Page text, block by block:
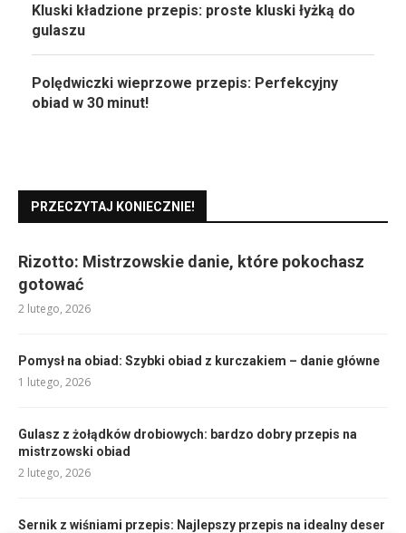
Kluski kładzione przepis: proste kluski łyżką do
gulaszu
Polędwiczki wieprzowe przepis: Perfekcyjny
obiad w 30 minut!
PRZECZYTAJ KONIECZNIE!
Rizotto: Mistrzowskie danie, które pokochasz
gotować
2 lutego, 2026
Pomysł na obiad: Szybki obiad z kurczakiem – danie główne
1 lutego, 2026
Gulasz z żołądków drobiowych: bardzo dobry przepis na
mistrzowski obiad
2 lutego, 2026
Sernik z wiśniami przepis: Najlepszy przepis na idealny deser